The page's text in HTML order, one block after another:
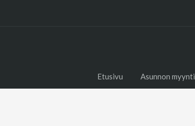
Etusivu Asunnon myynti